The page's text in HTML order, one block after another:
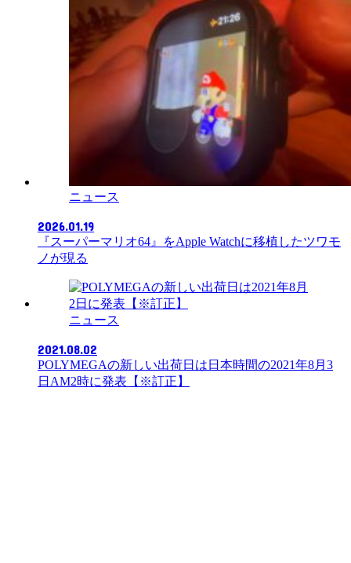
ニュース
2026.01.19
『スーパーマリオ64』をApple Watchに移植したツワモ
ノが現る
ニュース
2021.08.02
POLYMEGAの新しい出荷日は日本時間の2021年8月3
日AM2時に発表【※訂正】